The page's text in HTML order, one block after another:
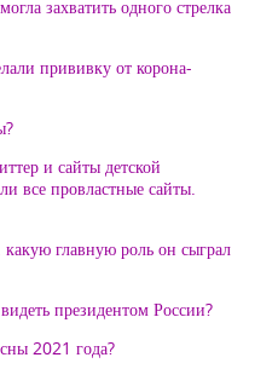
захватить одного стрелка
прививку от корона-
и сайты детской
все провластные сайты.
главную роль он сыграл
президентом России?
2021 года?